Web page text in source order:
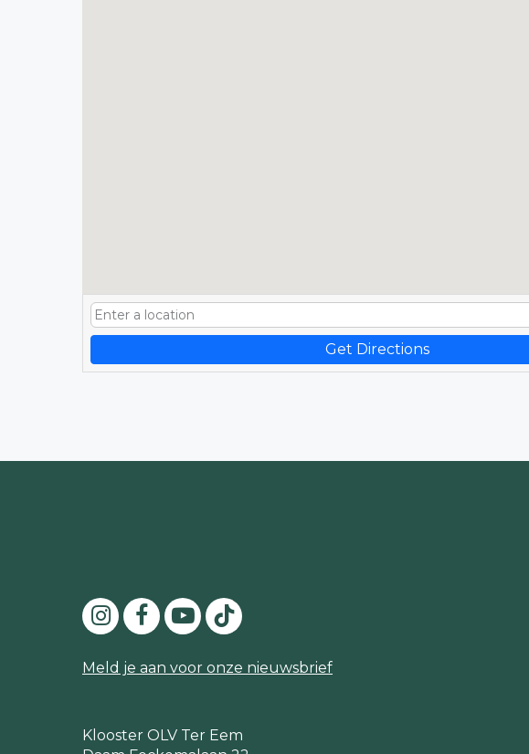
Get Directions
Meld je aan voor onze nieuwsbrief
Klooster OLV Ter Eem